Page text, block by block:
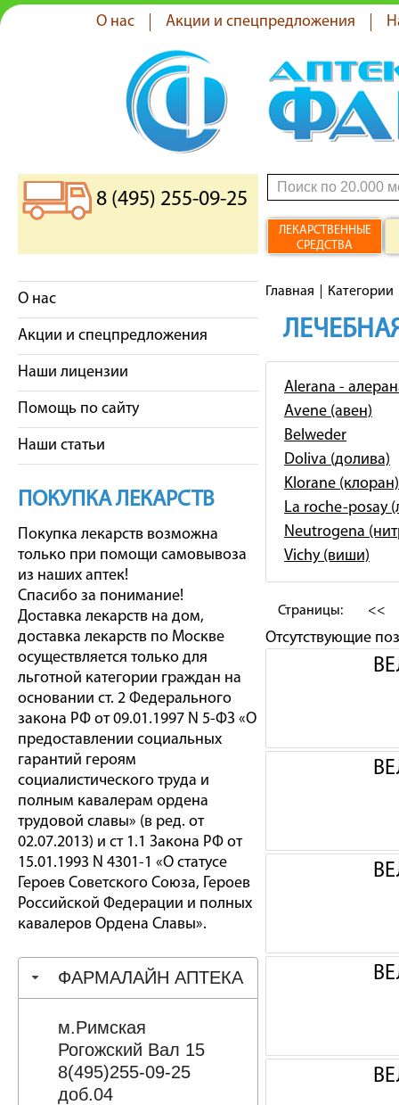
О нас Акции и спецпредложения
8 (495) 255-09-25
ЛЕКАРСТВЕННЫЕ
СРЕДСТВА
О нас
Акции и спецпредложения
Наши лицензии
Помощь по сайту
Наши статьи
ПОКУПКА ЛЕКАРСТВ
Покупка лекарств возможна
только при помощи самовывоза
из наших аптек!
Спасибо за понимание!
Доставка лекарств на дом,
доставка лекарств по Москве
осуществляется только для
льготной категории граждан на
основании ст. 2 Федерального
закона РФ от 09.01.1997 N 5-ФЗ «О
предоставлении социальных
гарантий героям
социалистического труда и
полным кавалерам ордена
трудовой славы» (в ред. от
02.07.2013) и ст 1.1 Закона РФ от
15.01.1993 N 4301-1 «О статусе
Героев Советского Союза, Героев
Российской Федерации и полных
кавалеров Ордена Славы».
ФАРМАЛАЙН АПТЕКА
м.Римская
Рогожский Вал 15
8(495)255-09-25
доб.04
Главная Категории
Alerana -
Avene (авен)
Belweder
Doliva (долива)
Klorane (клоран)
La roche-posay
Neutrogena
Vichy (виши)
Страницы: <<
Отсутствующие